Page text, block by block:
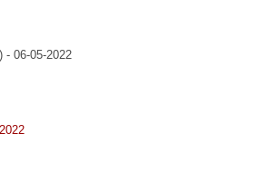
- 06-05-2022